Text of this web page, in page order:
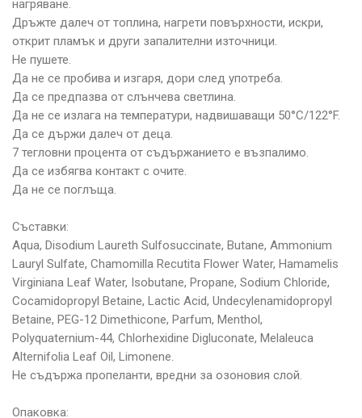
нагряване.
Дръжте далеч от топлина, нагрети повърхности, искри,
открит пламък и други запалителни източници.
Не пушете.
Да не се пробива и изгаря, дори след употреба.
Да се предпазва от слънчева светлина.
Да не се излага на температури, надвишаващи 50°С/122°F.
Да се държи далеч от деца.
7 тегловни процента от съдържанието е възпалимо.
Да се избягва контакт с очите.
Да не се поглъща.
Съставки:
Aqua, Disodium Laureth Sulfosuccinate, Butane, Ammonium
Lauryl Sulfate, Chamomilla Recutita Flower Water, Hamamelis
Virginiana Leaf Water, Isobutane, Propane, Sodium Chloride,
Cocamidopropyl Betaine, Lactic Acid, Undecylenamidopropyl
Betaine, PEG-12 Dimethicone, Parfum, Menthol,
Polyquaternium-44, Chlorhexidine Digluconate, Melaleuca
Alternifolia Leaf Oil, Limonene.
Не съдържа пропеланти, вредни за озоновия слой.
Опаковка: